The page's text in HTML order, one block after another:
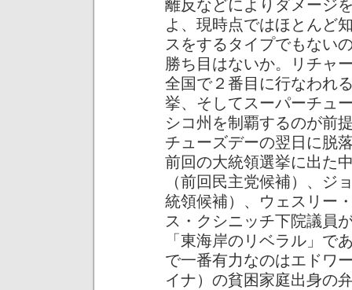
離反などによりダメージ
よ、現時点ではほとんど
スをするタイプでもない
勝ち目はないか。リチャ
全国で２番目に行なわれ
挙、そしてスーパーチュ
シコ州を制覇するのが前
チューズデーの翌日に脱
前回の大統領選挙に出た
（前回民主党候補）、ジ
統領候補）、ウェスリー
ス・クシニッチ下院議員
「東海岸のリベラル」で
で一番有力なのはエドワ
イナ）の貧困家庭出身の